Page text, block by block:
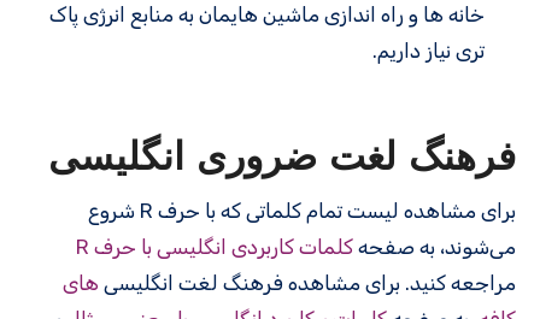
خانه ها و راه اندازی ماشین هایمان به منابع انرژی پاک
تری نیاز داریم.
فرهنگ لغت ضروری انگلیسی
برای مشاهده لیست تمام کلماتی که با حرف R شروع
می‌شوند، به صفحه کلمات کاربردی انگلیسی با حرف R
مراجعه کنید. برای مشاهده فرهنگ لغت انگلیسی های